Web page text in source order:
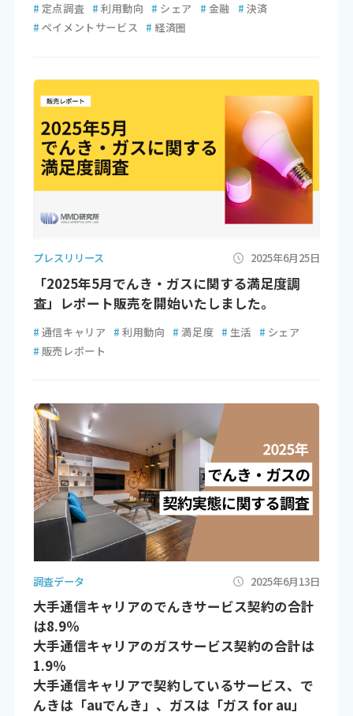
# 定点調査 # 利用動向 # シェア # 金融 # 決済
# ペイメントサービス # 経済圏
プレスリリース 2025年6月25日
「2025年5月でんき・ガスに関する満足度調
査」レポート販売を開始いたしました。
# 通信キャリア # 利用動向 # 満足度 # 生活 # シェア
# 販売レポート
調査データ 2025年6月13日
大手通信キャリアのでんきサービス契約の合計
は8.9％
大手通信キャリアのガスサービス契約の合計は
1.9％
大手通信キャリアで契約しているサービス、で
んきは「auでんき」、ガスは「ガス for au」